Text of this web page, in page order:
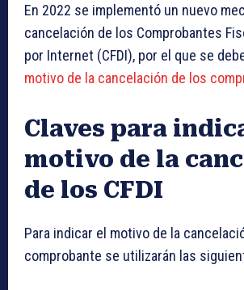
En 2022 se implementó un nuevo
cancelación de los Comprobantes
por Internet (CFDI), por el que se
motivo de la cancelación de los
Claves para
motivo de la
de los CFDI
Para indicar el motivo de la
comprobante se utilizarán las